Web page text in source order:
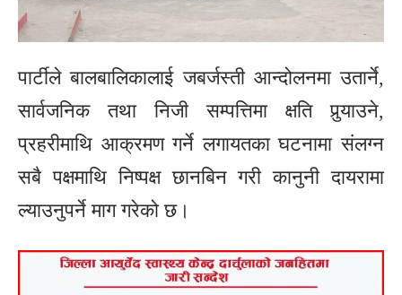
पार्टीले बालबालिकालाई जबर्जस्ती आन्दोलनमा उतार्ने,
सार्वजनिक तथा निजी सम्पत्तिमा क्षति पुर्‍याउने,
प्रहरीमाथि आक्रमण गर्ने लगायतका घटनामा संलग्न
सबै पक्षमाथि निष्पक्ष छानबिन गरी कानुनी दायरामा
ल्याउनुपर्ने माग गरेको छ।